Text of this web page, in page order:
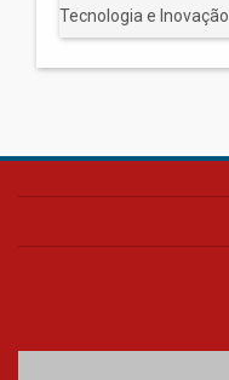
Tecnologia e Inovação